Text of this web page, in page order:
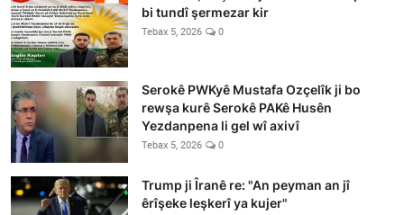
bi tundî şermezar kir
Tebax 5, 2026 0
Serokê PWKyê Mustafa Ozçelîk ji bo
rewşa kurê Serokê PAKê Husên
Yezdanpena li gel wî axivî
Tebax 5, 2026 0
Trump ji Îranê re: "An peyman an jî
êrîşeke leşkerî ya kujer"